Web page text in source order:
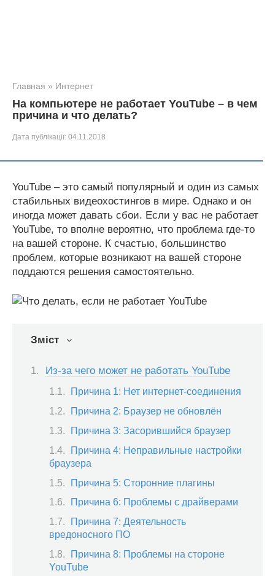
Главная » Интернет
На компьютере не работает YouTube – в чем
причина и что делать?
Дата публікації: 04.11.2018
YouTube – это самый популярный и один из самых
стабильных видеохостингов в мире. Однако и он
иногда может давать сбои. Если у вас не работает
YouTube, то вполне вероятно, что проблема где-то
на вашей стороне. К счастью, большинство
проблем, которые возникают на вашей стороне
поддаются решения самостоятельно.
Зміст
Из-за чего может не работать YouTube
Причина 1: Нет интернет-соединения
Причина 2: Браузер не обновлён
Причина 3: Засорившийся браузер
Причина 4: Неправильные настройки
браузера
Причина 5: Сторонние плагины
Причина 6: Проблемы с драйверами
Причина 7: Деятельность
вредоносного ПО
Причина 8: Проблемы на стороне
YouTube